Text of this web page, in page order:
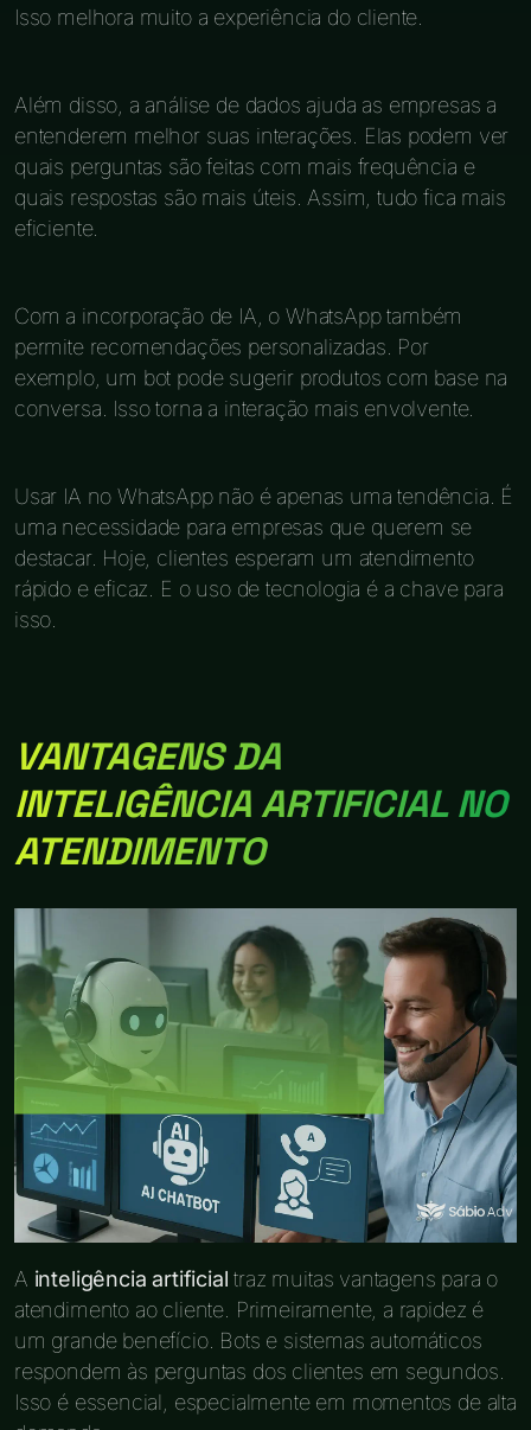
Isso melhora muito a experiência do cliente.
Além disso, a análise de dados ajuda as empresas a
entenderem melhor suas interações. Elas podem ver
quais perguntas são feitas com mais frequência e
quais respostas são mais úteis. Assim, tudo fica mais
eficiente.
Com a incorporação de IA, o WhatsApp também
permite recomendações personalizadas. Por
exemplo, um bot pode sugerir produtos com base na
conversa. Isso torna a interação mais envolvente.
Usar IA no WhatsApp não é apenas uma tendência. É
uma necessidade para empresas que querem se
destacar. Hoje, clientes esperam um atendimento
rápido e eficaz. E o uso de tecnologia é a chave para
isso.
VANTAGENS DA
INTELIGÊNCIA ARTIFICIAL NO
ATENDIMENTO
A inteligência artificial traz muitas vantagens para o
atendimento ao cliente. Primeiramente, a rapidez é
um grande benefício. Bots e sistemas automáticos
respondem às perguntas dos clientes em segundos.
Isso é essencial, especialmente em momentos de alta